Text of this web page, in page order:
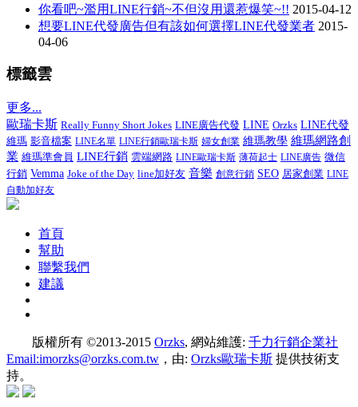
你看吧~濫用LINE行銷~不但沒用還惹爆笑~!! 2015-04-12
想要LINE代發廣告但有該如何選擇LINE代發業者 2015-
04-06
標籤雲
更多...
歐瑞卡斯 Really Funny Short Jokes LINE廣告代發 LINE Orzks LINE代發
維瑪 影音檔案 LINE名單 LINE行銷歐瑞卡斯 婦女創業 維瑪教學 維瑪網路創
業 維瑪準會員 LINE行銷 雲端網路 LINE歐瑞卡斯 薄荷起士 LINE廣告 微信
行銷 Vemma Joke of the Day line加好友 音樂 創意行銷 SEO 居家創業 LINE
自動加好友
首頁
幫助
聯繫我們
建議
版權所有 ©2013-2015 Orzks, 網站維護: 千力行銷企業社
Email:imorzks@orzks.com.tw ，由: Orzks歐瑞卡斯 提供技術支
持。